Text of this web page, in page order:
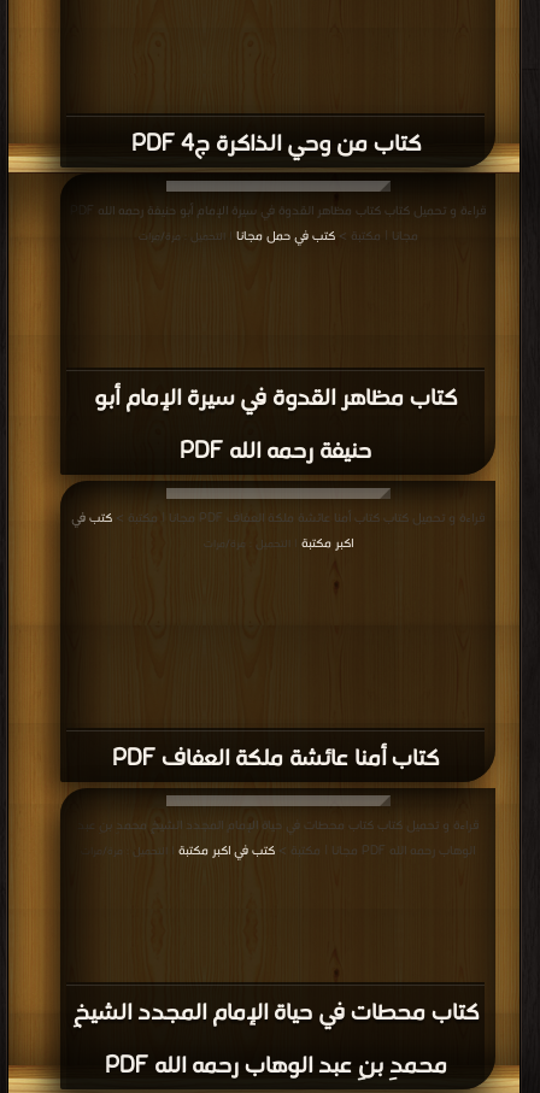
كتاب من وحي الذاكرة ج4 PDF
كتاب مظاهر القدوة في سيرة الإمام أبو
حنيفة رحمه الله PDF
مجانا | مكتبة >كتب في حمل مجانا | التحميل : مرة/مرات
كتاب أمنا عائشة ملكة العفاف PDF
قراءة و تحميل كتاب كتاب أمنا عائشة ملكة العفاف PDF مجانا | مكتبة >
كتب في
اكبر مكتبة
| التحميل : مرة/مرات
كتاب محطات في حياة الإمام المجدد الشيخِ
محمدِ بنِ عبد الوهاب رحمه الله PDF
قراءة و تحميل كتاب كتاب محطات في حياة الإمام المجدد الشيخِ محمدِ بنِ عبد
الوهاب رحمه الله PDF مجانا | مكتبة >
كتب في اكبر مكتبة | التحميل : مرة/مرات